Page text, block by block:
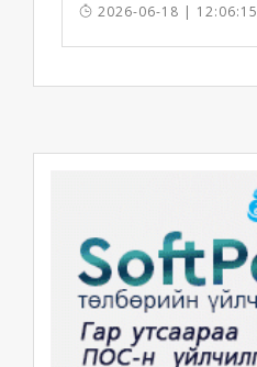
2026-06-18 | 12:06:15